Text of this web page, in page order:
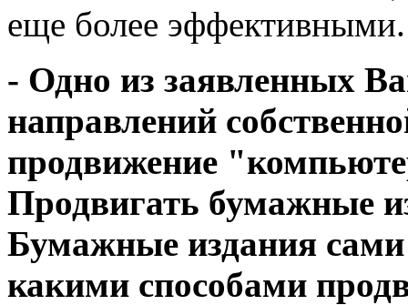
еще более эффективными.
- Одно из заявленных
направлений
продвижение
Продвигать бумажные
Бумажные издания
какими способами